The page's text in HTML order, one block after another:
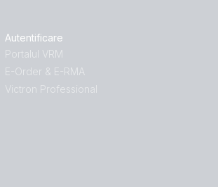
Autentificare
Portalul VRM
E-Order & E-RMA
Victron Professional